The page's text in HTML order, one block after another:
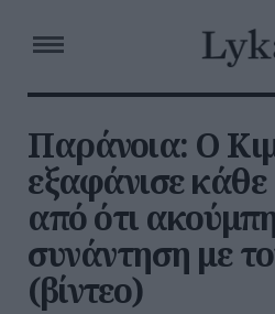
Παράνοια: Ο
εξαφάνισε κάθε
από ότι
συνάντηση με
(βίντεο)